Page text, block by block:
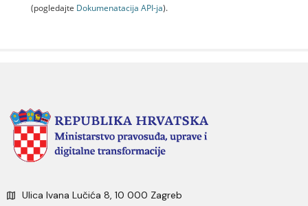
(pogledajte Dokumenаtаcijа API-jа).